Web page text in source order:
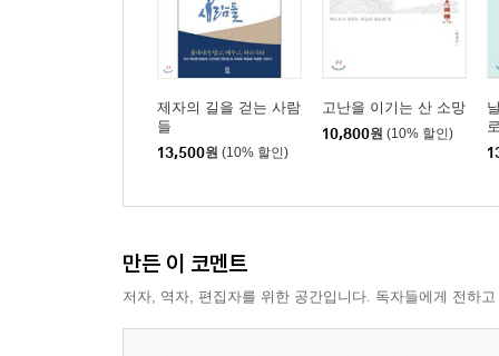
제자의 길을 걷는 사람
들
13,500원 (10% 할인)
고난을 이기는 산 소망
10,800원 (10% 할인)
만든 이 코멘트
저자, 역자, 편집자를 위한 공간입니다. 독자들에게 전하